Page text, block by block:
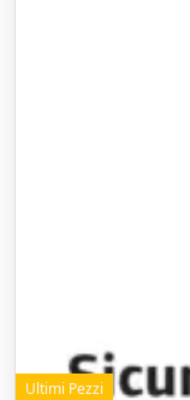
Ultimi Pezzi